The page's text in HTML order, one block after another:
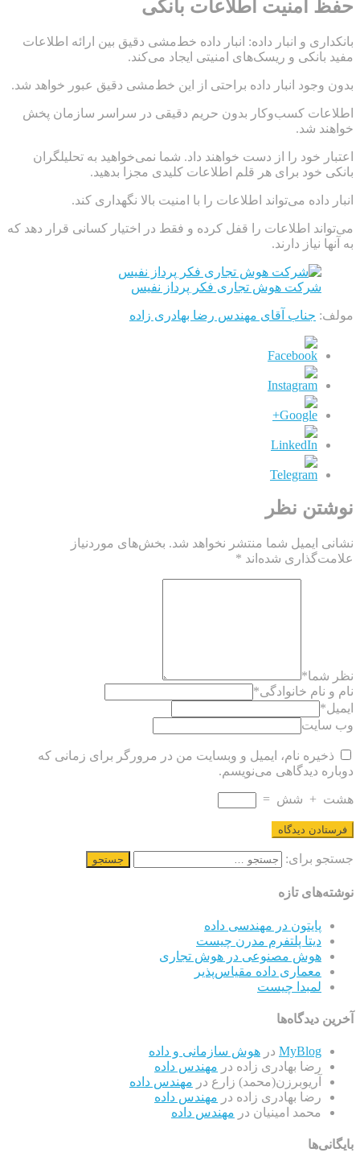
حفظ امنیت اطلاعات بانکی
بانکداری و انبار داده: انبار داده خط‌مشی دقیق بین ارائه اطلاعات
مفید بانکی و ریسک‌های امنیتی ایجاد می‌کند.
بدون وجود انبار داده براحتی از این خط‌مشی دقیق عبور خواهد شد.
اطلاعات کسب‌وکار بدون حریم دقیقی در سراسر سازمان پخش
خواهند شد.
اعتبار خود را از دست خواهند داد. شما نمی‌خواهید به تحلیلگران
بانکی خود برای هر قلم اطلاعات کلیدی مجزا بدهید.
انبار داده می‌تواند اطلاعات را با امنیت بالا نگهداری کند.
می‌تواند اطلاعات را قفل کرده و فقط در اختیار کسانی قرار دهد که
به آنها نیاز دارند.
شرکت هوش تجاری فکر پرداز نفیس
مولف: جناب آقای مهندس رضا بهادری زاده
نوشتن نظر
نشانی ایمیل شما منتشر نخواهد شد. بخش‌های موردنیاز
علامت‌گذاری شده‌اند *
نظر شما*
نام و نام خانوادگی*
ایمیل*
وب سایت
ذخیره نام، ایمیل و وبسایت من در مرورگر برای زمانی که
دوباره دیدگاهی می‌نویسم.
هشت + شش =
جستجو برای:
نوشته‌های تازه
پایتون در مهندسی داده
دیتا پلتفرم مدرن چیست
هوش مصنوعی در هوش تجاری
معماری داده مقیاس‌پذیر
لمبدا چیست
آخرین دیدگاه‌ها
MyBlog در هوش سازمانی و داده
رضا بهادری زاده در مهندس داده
آریوبرزن(محمد) زارع در مهندس داده
رضا بهادری زاده در مهندس داده
محمد امینیان در مهندس داده
بایگانی‌ها